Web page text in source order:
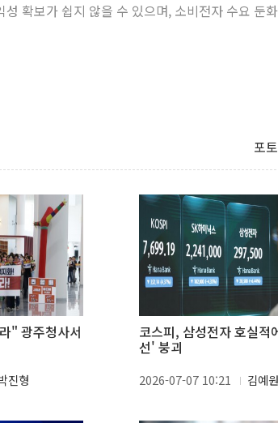
확보가 쉽지 않을 수 있으며, 소비전자 수요 둔
포
" 광주청사서
진형
코스피, 삼성전자 호실적
선' 붕괴
2026-07-07 10:21 김예원